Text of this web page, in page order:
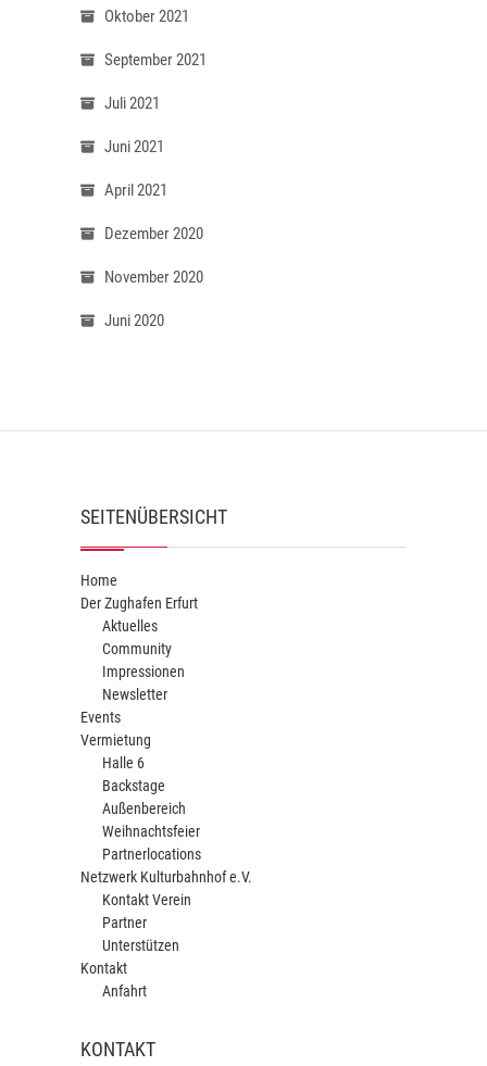
Oktober 2021
September 2021
Juli 2021
Juni 2021
April 2021
Dezember 2020
November 2020
Juni 2020
SEITENÜBERSICHT
Home
Der Zughafen Erfurt
Aktuelles
Community
Impressionen
Newsletter
Events
Vermietung
Halle 6
Backstage
Außenbereich
Weihnachtsfeier
Partnerlocations
Netzwerk Kulturbahnhof e.V.
Kontakt Verein
Partner
Unterstützen
Kontakt
Anfahrt
KONTAKT